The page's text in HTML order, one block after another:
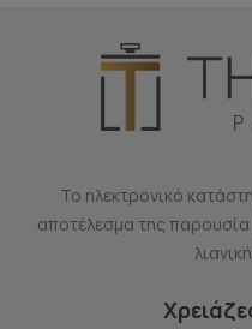
Το ηλεκτρονικό
αποτέλεσμα της